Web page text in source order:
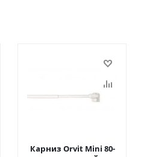
Карниз Orvit Mini 80-